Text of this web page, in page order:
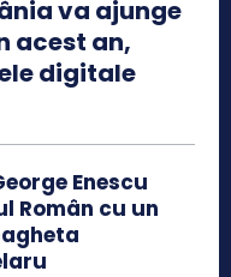
va ajunge
acest an,
digitale
Enescu
Român cu un